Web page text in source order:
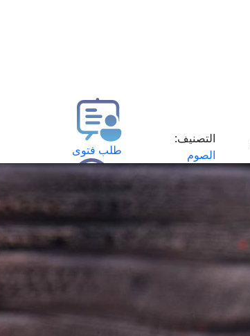
التصنيف:
الصوم
طلب فتوى
استعلام عن فتوى
حجز موعد